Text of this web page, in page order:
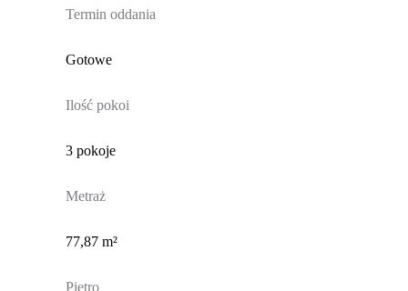
Termin oddania
Gotowe
Ilość pokoi
3 pokoje
Metraż
77,87 m²
Piętro